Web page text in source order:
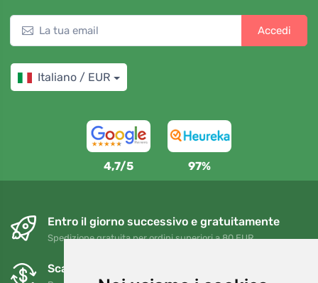
Accedi
Italiano / EUR
4,7/5 97%
Entro il giorno successivo e gratuitamente
Spedizione gratuita per ordini superiori a 80 EUR
Scambi e resi gratuiti